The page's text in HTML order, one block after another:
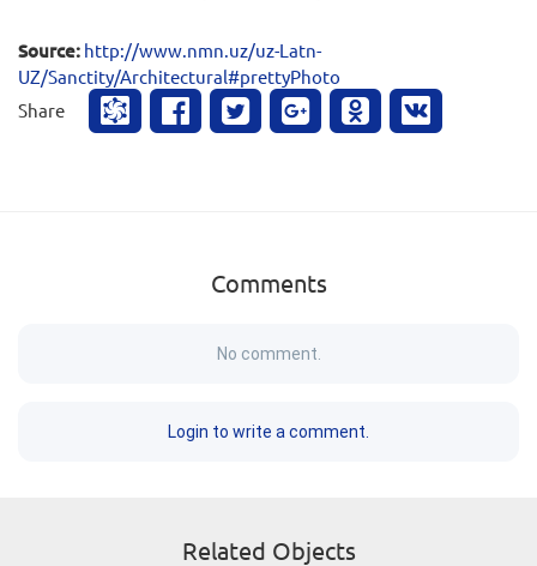
Source: http://www.nmn.uz/uz-Latn-
UZ/Sanctity/Architectural#prettyPhoto
Share
Comments
No comment.
Login to write a comment.
Related Objects